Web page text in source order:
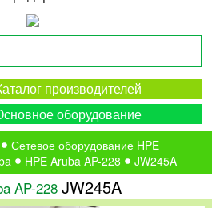
производителей
оборудование
Сетевое оборудование HPE
HPE Aruba AP-228 JW245A
AP-228 JW245A